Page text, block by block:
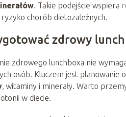
. Takie podejście wspiera
ryzyko chorób dietozależnych.
zdrowy
zdrowego lunchboxa nie
osób. Kluczem jest planowanie
, witaminy i minerały. Warto
w diecie.